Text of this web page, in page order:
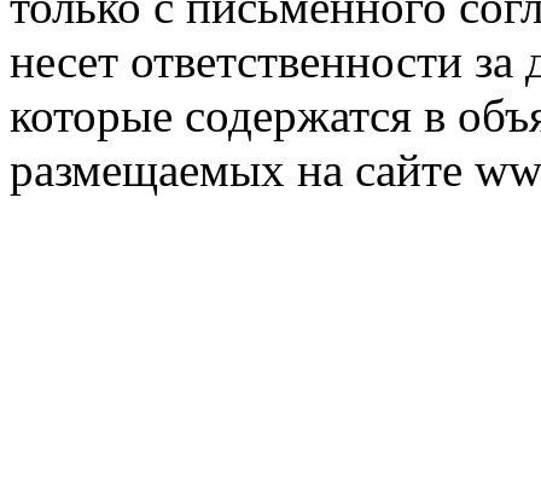
несет ответственности
которые содержатся в
размещаемых на сайте